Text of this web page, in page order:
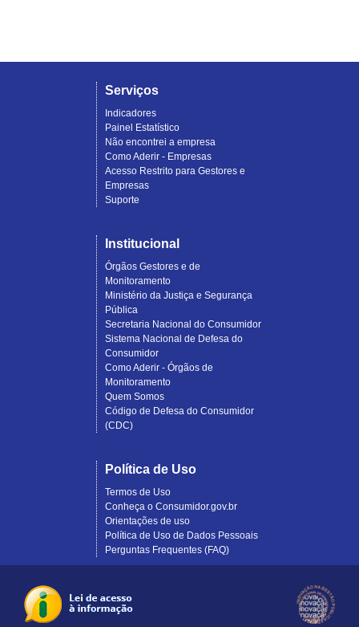
Serviços
Indicadores
Painel Estatístico
Não encontrei a empresa
Como Aderir - Empresas
Acesso Restrito para Gestores e
Empresas
Suporte
Institucional
Órgãos Gestores e de
Monitoramento
Ministério da Justiça e Segurança
Pública
Secretaria Nacional do Consumidor
Sistema Nacional de Defesa do
Consumidor
Como Aderir - Órgãos de
Monitoramento
Quem Somos
Código de Defesa do Consumidor
(CDC)
Política de Uso
Termos de Uso
Conheça o Consumidor.gov.br
Orientações de uso
Política de Uso de Dados Pessoais
Perguntas Frequentes (FAQ)